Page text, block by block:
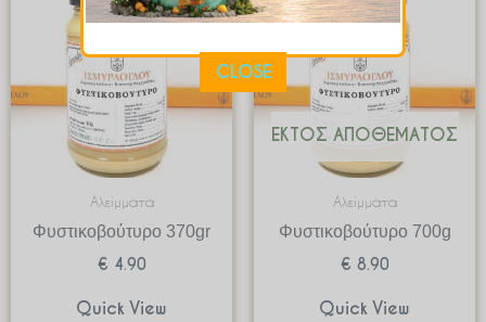
Αλείμματα
Φυστικοβούτυρο 370gr
€ 4.90
Quick View
ΕΚΤΌΣ ΑΠΟΘΈΜΑΤΟΣ
Αλείμματα
Φυστικοβούτυρο 700g
€ 8.90
Quick View
CLOSE